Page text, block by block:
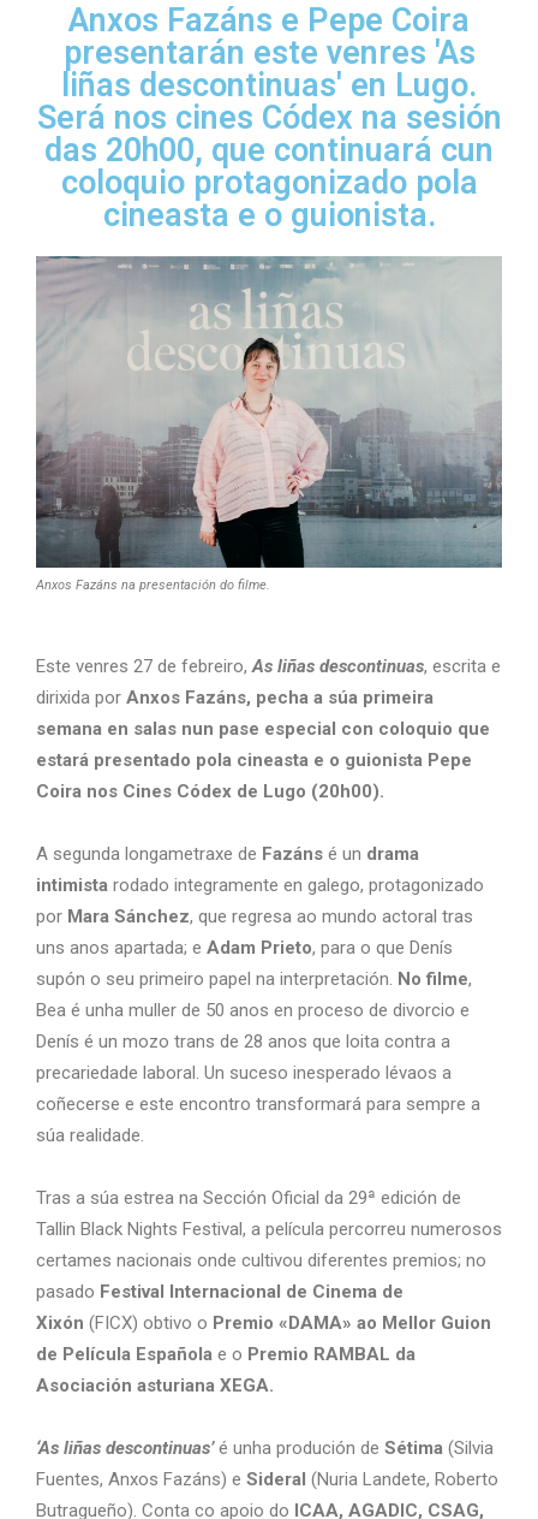
Anxos Fazáns e Pepe Coira
presentarán este venres 'As
liñas descontinuas' en Lugo.
Será nos cines Códex na sesión
das 20h00, que continuará cun
coloquio protagonizado pola
cineasta e o guionista.
Anxos Fazáns na presentación do filme.
Este venres 27 de febreiro,As liñas descontinuas, escrita e
dirixida por Anxos Fazáns, pecha a súa primeira
semana en salas nun pase especial con coloquio que
estará presentado pola cineasta e o guionista Pepe
Coira nos Cines Códex de Lugo (20h00).
A segunda longametraxe de Fazáns é un drama
intimista rodado integramente en galego, protagonizado
por Mara Sánchez, que regresa ao mundo actoral tras
uns anos apartada; e Adam Prieto, para o que Denís
supón o seu primeiro papel na interpretación. No filme,
Bea é unha muller de 50 anos en proceso de divorcio e
Denís é un mozo trans de 28 anos que loita contra a
precariedade laboral. Un suceso inesperado lévaos a
coñecerse e este encontro transformará para sempre a
súa realidade.
Tras a súa estrea na Sección Oficial da 29ª edición de
Tallin Black Nights Festival, a película percorreu numerosos
certames nacionais onde cultivou diferentes premios; no
pasado Festival Internacional de Cinema de
Xixón (FICX) obtivo o Premio «DAMA» ao Mellor Guion
de Película Española e o Premio RAMBAL da
Asociación asturiana XEGA.
‘As liñas descontinuas’ é unha produción de Sétima (Silvia
Fuentes, Anxos Fazáns) e Sideral (Nuria Landete, Roberto
Butragueño). Conta co apoio do ICAA, AGADIC, CSAG,